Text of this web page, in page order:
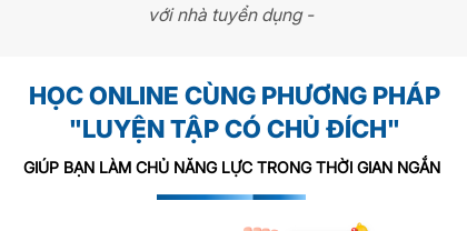
với nhà tuyển dụng -
GIÚP BẠN LÀM CHỦ NĂNG LỰC TRONG THỜI GIAN NGẮN
HỌC ONLINE CÙNG PHƯƠNG PHÁP
"LUYỆN TẬP CÓ CHỦ ĐÍCH"